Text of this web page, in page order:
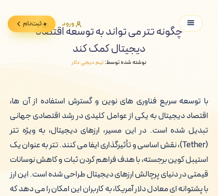
ورود ثبت‌نام
چگونه تتر می تواند به توسعه اقتصاد
دیجیتال کمک کند
نوشته شده توسط:تیم دیجی دلار
با توسعه سریع فناوری های نوین و گسترش استفاده از آن ها،
اقتصاد دیجیتال به یکی از عوامل کلیدی در رشد اقتصادی جهانی
تبدیل شده است. در این مسیر، ارزهای دیجیتال، به ویژه تتر
(Tether)، نقش اساسی و تأثیرگذاری ایفا می کنند. تتر به عنوان یک
استیبل کوین برجسته، با هدف فراهم کردن ثبات و کاهش نوسانات
قیمتی در دنیای پرچالش ارزهای دیجیتال طراحی شده است. این ارز
با پشتوانه ای معادل دلار آمریکا، به کاربران این امکان را می دهد که